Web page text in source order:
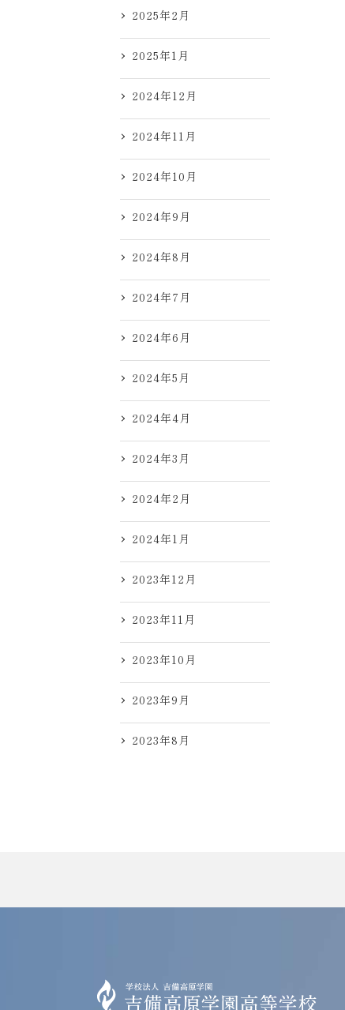
2025年2月
2025年1月
2024年12月
2024年11月
2024年10月
2024年9月
2024年8月
2024年7月
2024年6月
2024年5月
2024年4月
2024年3月
2024年2月
2024年1月
2023年12月
2023年11月
2023年10月
2023年9月
2023年8月